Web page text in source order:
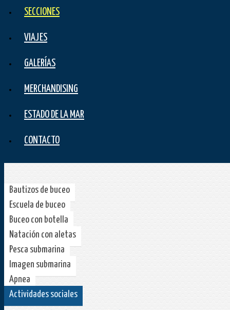
SECCIONES
VIAJES
GALERÍAS
MERCHANDISING
ESTADO DE LA MAR
CONTACTO
Bautizos de buceo
Escuela de buceo
Buceo con botella
Natación con aletas
Pesca submarina
Imagen submarina
Apnea
Actividades sociales